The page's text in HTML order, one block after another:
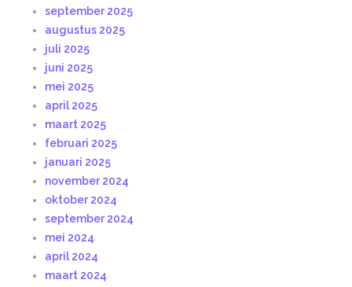
september 2025
augustus 2025
juli 2025
juni 2025
mei 2025
april 2025
maart 2025
februari 2025
januari 2025
november 2024
oktober 2024
september 2024
mei 2024
april 2024
maart 2024